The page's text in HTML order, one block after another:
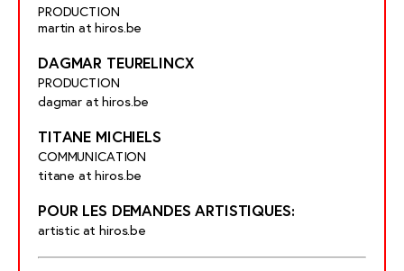
PRODUCTION
martin at hiros.be
DAGMAR TEURELINCX
PRODUCTION
dagmar at hiros.be
TITANE MICHIELS
COMMUNICATION
titane at hiros.be
POUR LES DEMANDES ARTISTIQUES:
artistic at hiros.be